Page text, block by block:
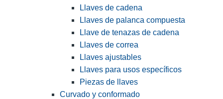
Llaves de cadena
Llaves de palanca compuesta
Llave de tenazas de cadena
Llaves de correa
Llaves ajustables
Llaves para usos específicos
Piezas de llaves
Curvado y conformado